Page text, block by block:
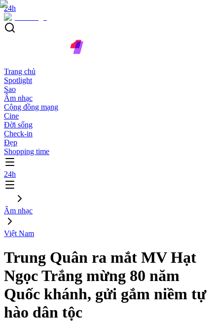
24h
Trang chủ
Spotlight
Sao
Âm nhạc
Cộng đồng mạng
Cine
Đời sống
Check-in
Đẹp
Shopping time
24h
Âm nhạc
Việt Nam
Trung Quân ra mắt MV Hạt
Ngọc Trắng mừng 80 năm
Quốc khánh, gửi gắm niềm tự
hào dân tộc